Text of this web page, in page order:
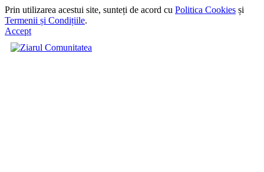
Prin utilizarea acestui site, sunteți de acord cu Politica Cookies și
Termenii și Condițiile.
Accept